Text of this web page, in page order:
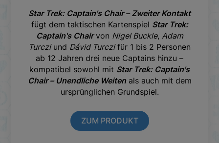
Star Trek: Captain's Chair – Zweiter Kontakt
fügt dem taktischen Kartenspiel Star Trek:
Captain's Chairvon Nigel Buckle, Adam
Turcziund Dávid Turczifür 1 bis 2 Personen
ab 12 Jahren drei neue Captains hinzu –
kompatibel sowohl mit Star Trek: Captain's
Chair – Unendliche Weitenals auch mit dem
ursprünglichen Grundspiel.
ZUM PRODUKT